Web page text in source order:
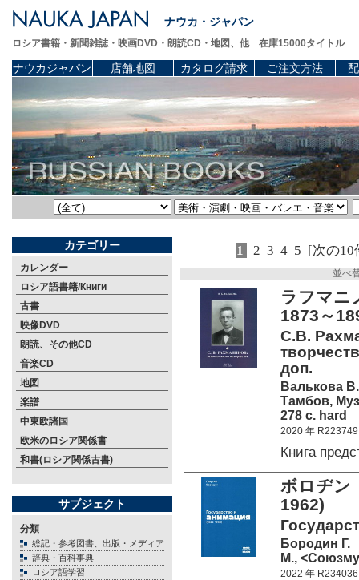
ナウカ・ジャパン
ロシア書籍・新聞雑誌・映画DVD・朗読CD・地図、他 在庫15000タイトル
ナウカジャパン 店舗地図 カタログ請求 ご注文方法
カテゴリー
カレンダー
ロシア語書籍/Книги
古書
映像DVD
朗読、その他CD
音楽CD
地図
楽譜
中東欧諸国
欧米のロシア関係書
和書(ロシア関係古書)
サブジェクト
分類
総記・参考図書、出版・メディア
辞典・百科事典
ロシア語学習
1 2 3 4 5 [次の10
並べ
ラフマ
1873～
С.В.
доп.
Валькова
Тамбов,
278 c. hard
2020 年 R223749
Книга
ボロヂ
1962)
Бородин Г.
М.,
2022 年 R234036